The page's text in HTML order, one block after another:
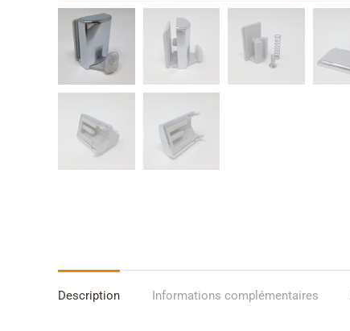
Description Informations complémentaires